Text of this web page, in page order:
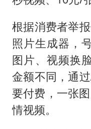
根据消费者举
照片生成器，
图片、视频换
金额不同，通
要付费，一张
情视频。